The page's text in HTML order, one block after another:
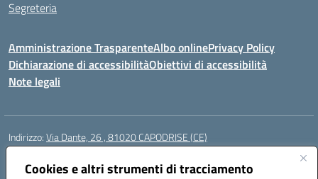
Cookies e altri strumenti di tracciamento
Segreteria
Amministrazione TrasparenteAlbo onlinePrivacy Policy
Dichiarazione di accessibilitàObiettivi di accessibilità
Note legali
Indirizzo:Via Dante, 26 , 81020 CAPODRISE (CE)
Centralino:
Posta elettronica certificata (PEC):CEIC83000V@pec.istruzione.it